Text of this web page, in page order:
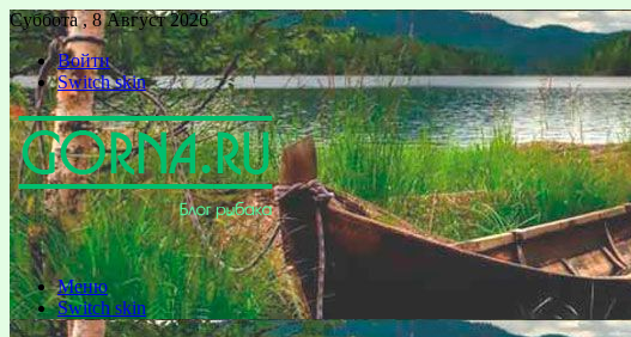
Суббота , 8 Август 2026
Войти
Switch skin
Меню
Switch skin